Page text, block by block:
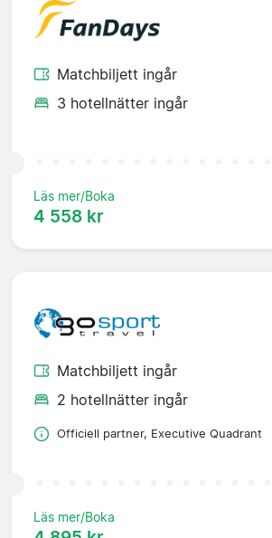
Matchbiljett ingår
3 hotellnätter ingår
Läs mer/Boka
4 558 kr
Matchbiljett ingår
2 hotellnätter ingår
Officiell partner, Executive Quadrant
Läs mer/Boka